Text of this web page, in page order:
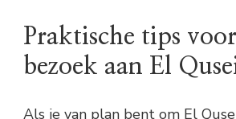
Praktische tips
bezoek aan El
Als je van plan bent om El